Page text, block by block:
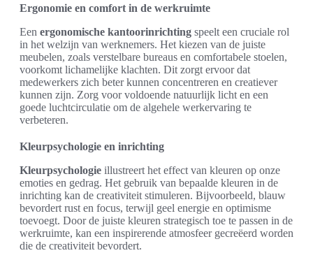
Ergonomie en comfort in de werkruimte
Een ergonomische kantoorinrichting speelt een cruciale rol
in het welzijn van werknemers. Het kiezen van de juiste
meubelen, zoals verstelbare bureaus en comfortabele stoelen,
voorkomt lichamelijke klachten. Dit zorgt ervoor dat
medewerkers zich beter kunnen concentreren en creatiever
kunnen zijn. Zorg voor voldoende natuurlijk licht en een
goede luchtcirculatie om de algehele werkervaring te
verbeteren.
Kleurpsychologie en inrichting
Kleurpsychologie illustreert het effect van kleuren op onze
emoties en gedrag. Het gebruik van bepaalde kleuren in de
inrichting kan de creativiteit stimuleren. Bijvoorbeeld, blauw
bevordert rust en focus, terwijl geel energie en optimisme
toevoegt. Door de juiste kleuren strategisch toe te passen in de
werkruimte, kan een inspirerende atmosfeer gecreëerd worden
die de creativiteit bevordert.